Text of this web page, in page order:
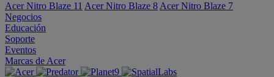
Acer Nitro Blaze 11 Acer Nitro Blaze 8 Acer Nitro Blaze 7
Negocios
Educación
Soporte
Eventos
Marcas de Acer